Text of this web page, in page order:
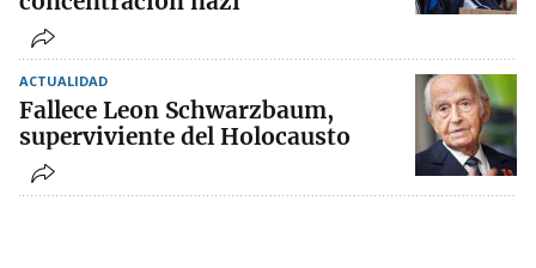
ACTUALIDAD
Fallece Leon Schwarzbaum,
superviviente del Holocausto